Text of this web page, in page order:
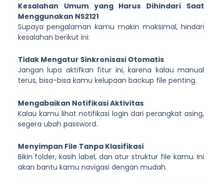
Kesalahan Umum yang Harus Dihindari Saat
Menggunakan NS2121
Supaya pengalaman kamu makin maksimal, hindari
kesalahan berikut ini:
Tidak Mengatur Sinkronisasi Otomatis
Jangan lupa aktifkan fitur ini, karena kalau manual
terus, bisa-bisa kamu kelupaan backup file penting.
Mengabaikan Notifikasi Aktivitas
Kalau kamu lihat notifikasi login dari perangkat asing,
segera ubah password.
Menyimpan File Tanpa Klasifikasi
Bikin folder, kasih label, dan atur struktur file kamu. Ini
akan bantu kamu navigasi dengan mudah.